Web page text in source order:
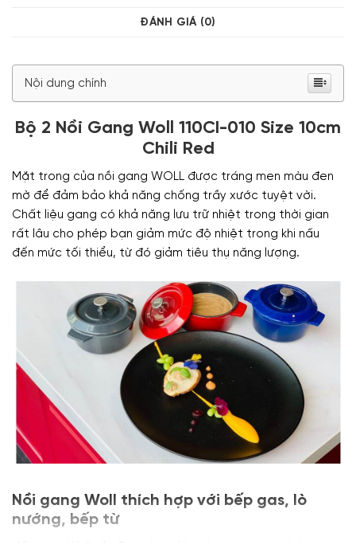
ĐÁNH GIÁ (0)
Nội dung chính
Bộ 2 Nồi Gang Woll 110CI-010 Size 10cm
Chili Red
Mặt trong của nồi gang WOLL được tráng men màu đen
mờ để đảm bảo khả năng chống trầy xước tuyệt vời.
Chất liệu gang có khả năng lưu trữ nhiệt trong thời gian
rất lâu cho phép bạn giảm mức độ nhiệt trong khi nấu
đến mức tối thiểu, từ đó giảm tiêu thụ năng lượng.
Nồi gang Woll thích hợp với bếp gas, lò
nướng, bếp từ